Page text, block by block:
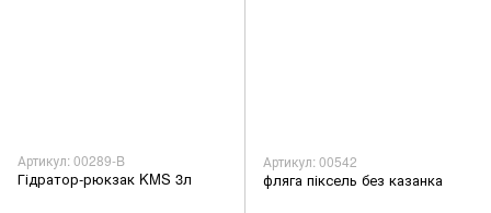
Артикул: 00289-B
Гідратор-рюкзак KMS 3л
Артикул: 00542
фляга піксель без казанка